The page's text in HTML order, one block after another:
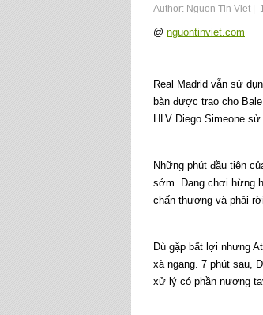
Author: Nguon Tin Viet
@ nguontinviet.com
Real Madrid vẫn sử
bàn được trao cho
HLV Diego Simeone
Những phút đầu tiên
sớm. Đang chơi hừng
chấn thương và phải
Dù gặp bất lợi nhưng
xà ngang. 7 phút sau,
xử lý có phần nương